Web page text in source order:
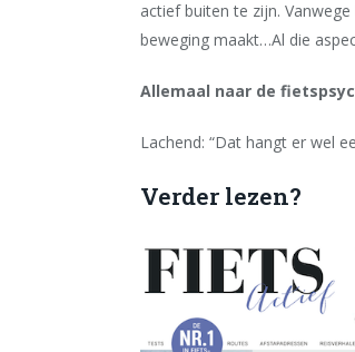
actief buiten te zijn.
beweging maakt…Al die
Allemaal naar de
Lachend: “Dat hangt er wel
Verder lezen?